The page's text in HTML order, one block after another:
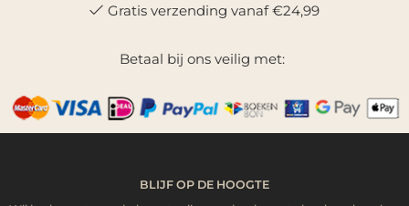
Gratis verzending vanaf €24,99
Betaal bij ons veilig met:
BLIJF OP DE HOOGTE